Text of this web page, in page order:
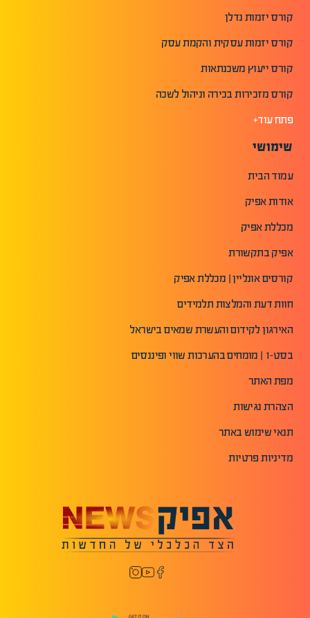
קורס יזמות נדלן
קורס יזמות עסקית והקמת עסק
קורס ייעוץ משכנתאות
קורס מזכירות בכירה וניהול לשכה
פתח עוד+
שימושי
עמוד הבית
אודות אפיק
מכללת אפיק
אפיק בתקשורת
קורסים אונליין | מכללת אפיק
חוות דעת והמלצות תלמידים
האירגון לקידום והעשרת שמאים בישראל
בסט-1 | מומחים בהערכות שווי ופיננסים
מפת האתר
הצהרת נגישות
תנאי שימוש באתר
מדיניות פרטיות